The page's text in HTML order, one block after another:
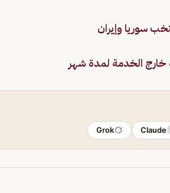
سوريا وإيران
خارج الخدمة لمدة شهر
Claude
Grok